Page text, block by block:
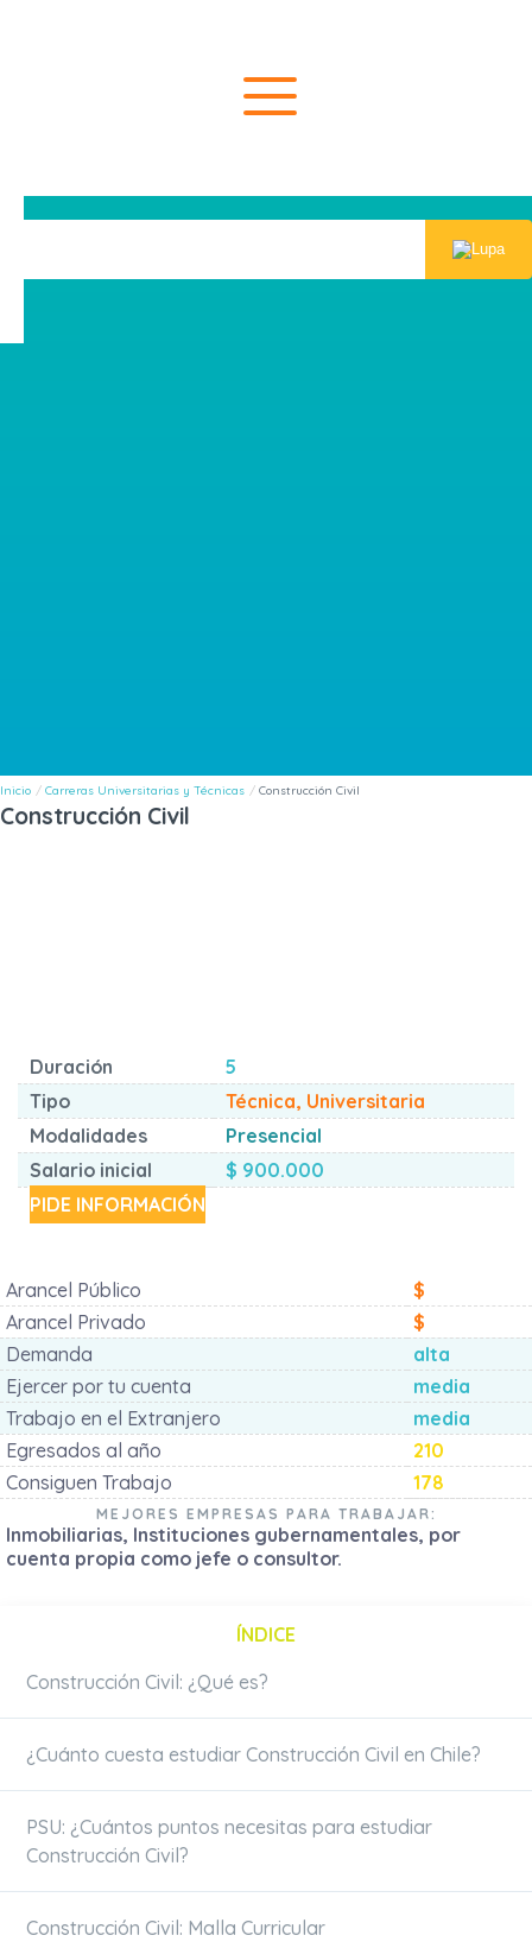
Inicio Carreras Universitarias y Técnicas Construcción Civil
Construcción Civil
Duración
5
Tipo
Técnica, Universitaria
Modalidades
Presencial
Salario inicial
$ 900.000
PIDE INFORMACIÓN
Arancel Público
$
Arancel Privado
$
Demanda
alta
Ejercer por tu cuenta
media
Trabajo en el Extranjero
media
Egresados al año
210
Consiguen Trabajo
178
MEJORES EMPRESAS PARA TRABAJAR:
Inmobiliarias, Instituciones gubernamentales, por
cuenta propia como jefe o consultor.
ÍNDICE
Construcción Civil: ¿Qué es?
¿Cuánto cuesta estudiar Construcción Civil en Chile?
PSU: ¿Cuántos puntos necesitas para estudiar
Construcción Civil?
Construcción Civil: Malla Curricular